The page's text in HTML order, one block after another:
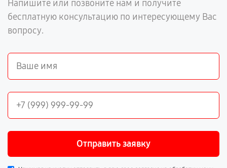
Напишите или позвоните нам и получите
бесплатную консультацию по интересующему Вас
вопросу.
Отправить заявку